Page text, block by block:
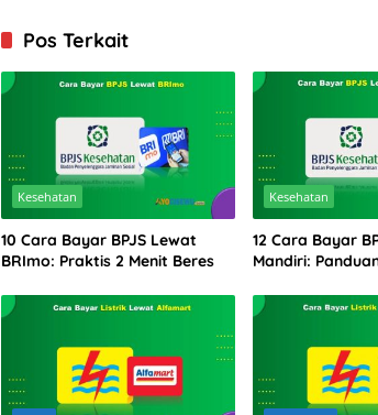
Pos Terkait
Kesehatan
10 Cara Bayar BPJS Lewat
BRImo: Praktis 2 Menit Beres
Kesehatan
12 Cara Bayar
Mandiri: